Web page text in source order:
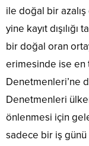
ile doğal bir
yine kayıt
bir doğal oran
erimesinde ise en
Denetmenleri’ne
Denetmenleri
önlenmesi için
sadece bir iş